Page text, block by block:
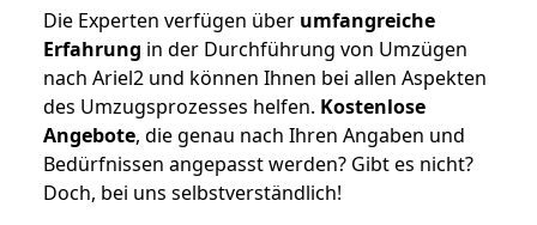
Die Experten verfügen über umfangreiche
Erfahrung in der Durchführung von Umzügen
nach Ariel2 und können Ihnen bei allen Aspekten
des Umzugsprozesses helfen. Kostenlose
Angebote, die genau nach Ihren Angaben und
Bedürfnissen angepasst werden? Gibt es nicht?
Doch, bei uns selbstverständlich!